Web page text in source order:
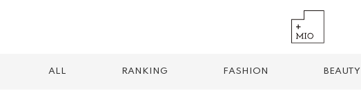
ALL RANKING FASHION BEAUTY